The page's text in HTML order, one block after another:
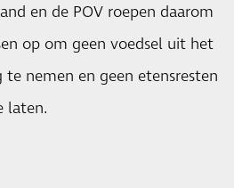
en de POV roepen daarom
op om geen voedsel uit het
nemen en geen etensresten
laten.